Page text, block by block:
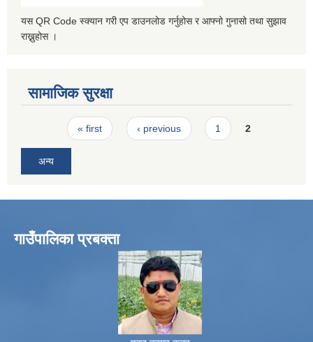
यस QR Code स्क्यान गरी एप डाउनलोड गर्नुहोस र आफ्नो गुनासो तथा सुझाव
राख्नुहोस ।
सामाजिक सुरक्षा
Pages« first ‹ previous 1 2
अन्य
गाउँपालिका प्रबक्ता